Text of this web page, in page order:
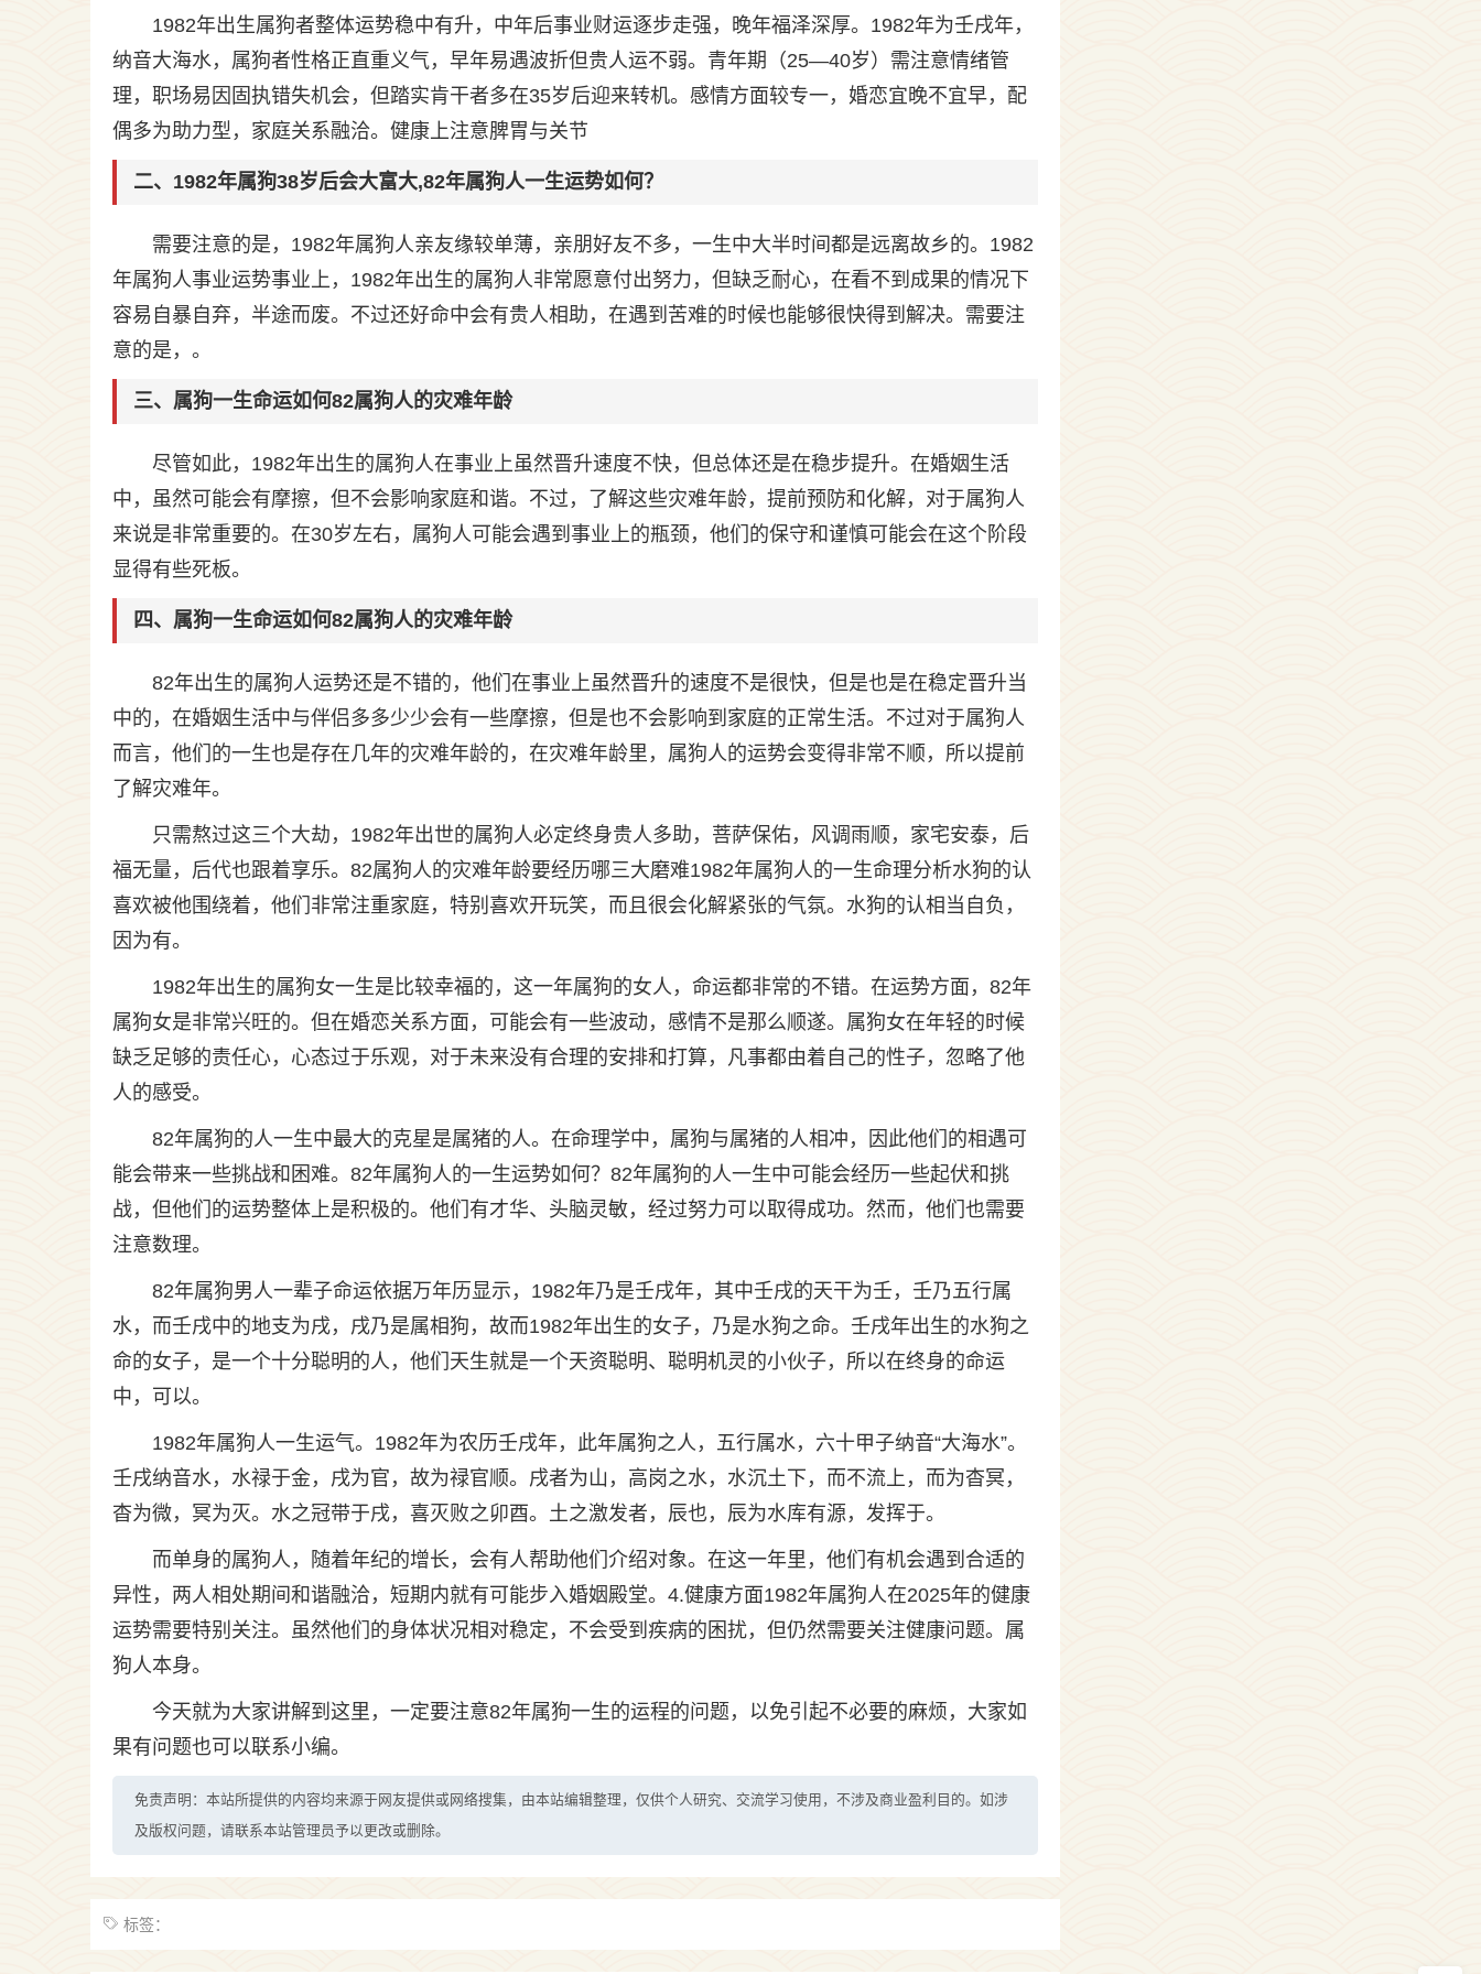
1982年出生属狗者整体运势稳中有升，中年后事业财运逐步走强，晚年福泽深厚。1982年为壬戌年，
纳音大海水，属狗者性格正直重义气，早年易遇波折但贵人运不弱。青年期（25—40岁）需注意情绪管
理，职场易因固执错失机会，但踏实肯干者多在35岁后迎来转机。感情方面较专一，婚恋宜晚不宜早，配
偶多为助力型，家庭关系融洽。健康上注意脾胃与关节
二、1982年属狗38岁后会大富大,82年属狗人一生运势如何？
需要注意的是，1982年属狗人亲友缘较单薄，亲朋好友不多，一生中大半时间都是远离故乡的。1982
年属狗人事业运势事业上，1982年出生的属狗人非常愿意付出努力，但缺乏耐心，在看不到成果的情况下
容易自暴自弃，半途而废。不过还好命中会有贵人相助，在遇到苦难的时候也能够很快得到解决。需要注
意的是，。
三、属狗一生命运如何82属狗人的灾难年龄
尽管如此，1982年出生的属狗人在事业上虽然晋升速度不快，但总体还是在稳步提升。在婚姻生活
中，虽然可能会有摩擦，但不会影响家庭和谐。不过，了解这些灾难年龄，提前预防和化解，对于属狗人
来说是非常重要的。在30岁左右，属狗人可能会遇到事业上的瓶颈，他们的保守和谨慎可能会在这个阶段
显得有些死板。
四、属狗一生命运如何82属狗人的灾难年龄
82年出生的属狗人运势还是不错的，他们在事业上虽然晋升的速度不是很快，但是也是在稳定晋升当
中的，在婚姻生活中与伴侣多多少少会有一些摩擦，但是也不会影响到家庭的正常生活。不过对于属狗人
而言，他们的一生也是存在几年的灾难年龄的，在灾难年龄里，属狗人的运势会变得非常不顺，所以提前
了解灾难年。
只需熬过这三个大劫，1982年出世的属狗人必定终身贵人多助，菩萨保佑，风调雨顺，家宅安泰，后
福无量，后代也跟着享乐。82属狗人的灾难年龄要经历哪三大磨难1982年属狗人的一生命理分析水狗的认
喜欢被他围绕着，他们非常注重家庭，特别喜欢开玩笑，而且很会化解紧张的气氛。水狗的认相当自负，
因为有。
1982年出生的属狗女一生是比较幸福的，这一年属狗的女人，命运都非常的不错。在运势方面，82年
属狗女是非常兴旺的。但在婚恋关系方面，可能会有一些波动，感情不是那么顺遂。属狗女在年轻的时候
缺乏足够的责任心，心态过于乐观，对于未来没有合理的安排和打算，凡事都由着自己的性子，忽略了他
人的感受。
82年属狗的人一生中最大的克星是属猪的人。在命理学中，属狗与属猪的人相冲，因此他们的相遇可
能会带来一些挑战和困难。82年属狗人的一生运势如何？82年属狗的人一生中可能会经历一些起伏和挑
战，但他们的运势整体上是积极的。他们有才华、头脑灵敏，经过努力可以取得成功。然而，他们也需要
注意数理。
82年属狗男人一辈子命运依据万年历显示，1982年乃是壬戌年，其中壬戌的天干为壬，壬乃五行属
水，而壬戌中的地支为戌，戌乃是属相狗，故而1982年出生的女子，乃是水狗之命。壬戌年出生的水狗之
命的女子，是一个十分聪明的人，他们天生就是一个天资聪明、聪明机灵的小伙子，所以在终身的命运
中，可以。
1982年属狗人一生运气。1982年为农历壬戌年，此年属狗之人，五行属水，六十甲子纳音“大海水”。
壬戌纳音水，水禄于金，戌为官，故为禄官顺。戌者为山，高岗之水，水沉土下，而不流上，而为杳冥，
杳为微，冥为灭。水之冠带于戌，喜灭败之卯酉。土之激发者，辰也，辰为水库有源，发挥于。
而单身的属狗人，随着年纪的增长，会有人帮助他们介绍对象。在这一年里，他们有机会遇到合适的
异性，两人相处期间和谐融洽，短期内就有可能步入婚姻殿堂。4.健康方面1982年属狗人在2025年的健康
运势需要特别关注。虽然他们的身体状况相对稳定，不会受到疾病的困扰，但仍然需要关注健康问题。属
狗人本身。
今天就为大家讲解到这里，一定要注意82年属狗一生的运程的问题，以免引起不必要的麻烦，大家如
果有问题也可以联系小编。
免责声明：本站所提供的内容均来源于网友提供或网络搜集，由本站编辑整理，仅供个人研究、交流学习使用，不涉及商业盈利目的。如涉
及版权问题，请联系本站管理员予以更改或删除。
标签：